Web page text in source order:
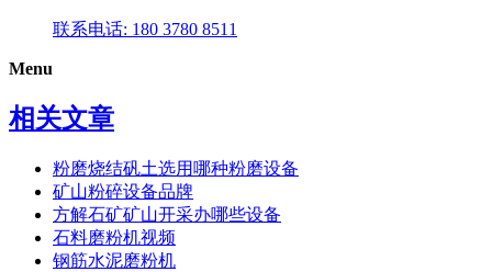
联系电话: 180 3780 8511
Menu
相关文章
粉磨烧结矾土选用哪种粉磨设备
矿山粉碎设备品牌
方解石矿矿山开采办哪些设备
石料磨粉机视频
钢筋水泥磨粉机